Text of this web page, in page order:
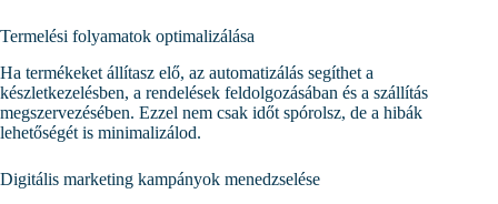
Termelési folyamatok optimalizálása
Ha termékeket állítasz elő, az automatizálás segíthet a
készletkezelésben, a rendelések feldolgozásában és a szállítás
megszervezésében. Ezzel nem csak időt spórolsz, de a hibák
lehetőségét is minimalizálod.
Digitális marketing kampányok menedzselése